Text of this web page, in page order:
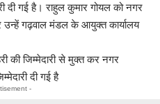
दी गई है। राहुल कुमार गोयल को नगर
गढ़वाल मंडल के आयुक्त कार्यालय
की जिम्मेदारी से मुक्त कर नगर
दी गई है
-